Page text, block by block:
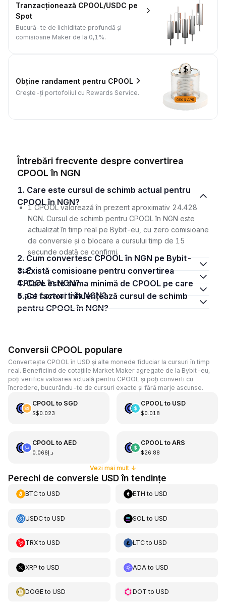
Tranzacționează CPOOL/USDC pe
Spot
Bucură-te de lichiditate profundă și
comisioane Maker de la 0,1%.
Obține randament pentru CPOOL
Crește-ți portofoliul cu Rewards Service.
Întrebări frecvente despre convertirea
CPOOL în NGN
1. Care este cursul de schimb actual pentru
CPOOL în NGN?
1 CPOOL valorează în prezent aproximativ 24.428
NGN. Cursul de schimb pentru CPOOL în NGN este
actualizat în timp real pe Bybit-eu, cu zero comisioane
de conversie și o blocare a cursului timp de 15
secunde odată ce confirmi.
2. Cum convertesc CPOOL în NGN pe Bybit-
eu?
3. Există comisioane pentru convertirea
CPOOL în NGN?
4. Care este suma minimă de CPOOL pe care
o pot converti în NGN?
5. Ce factori influențează cursul de schimb
pentru CPOOL în NGN?
Conversii CPOOL populare
Convertește CPOOL în USD și alte monede fiduciar la cursuri în timp
real. Beneficiind de cotațiile Market Maker agregate de la Bybit-eu,
poți verifica valoarea actuală pentru CPOOL și poți converti cu
încredere, bucurându-te de cursuri exacte și fără marje ascunse.
CPOOLto SGD
S$0.023
CPOOLto USD
$0.018
CPOOLto AED
د.إ0.066
CPOOLto ARS
$26.88
Vezi mai mult↓
Perechi de conversie USD în tendințe
BTCto USD ETH toUSD
USDCto USD SOL toUSD
TRXto USD LTCtoUSD
XRP to USD ADA toUSD
DOGEto USD DOT toUSD